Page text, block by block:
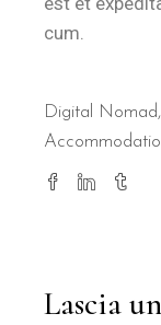
cum.
Digital Nomad,
Lascia